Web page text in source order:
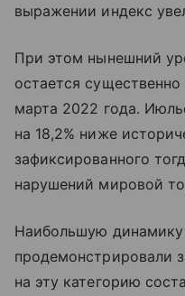
выражении индекс
При этом нынешний
остается
марта 2022 года.
на 18,2% ниже
зафиксированного
нарушений мировой
Наибольшую
продемонстрировали
на эту категорию